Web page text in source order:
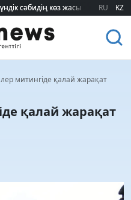
сәбидің көз жасы:
сәбидің көз жасы: RU KZ
митингіде қалай жарақат
қалай жарақат